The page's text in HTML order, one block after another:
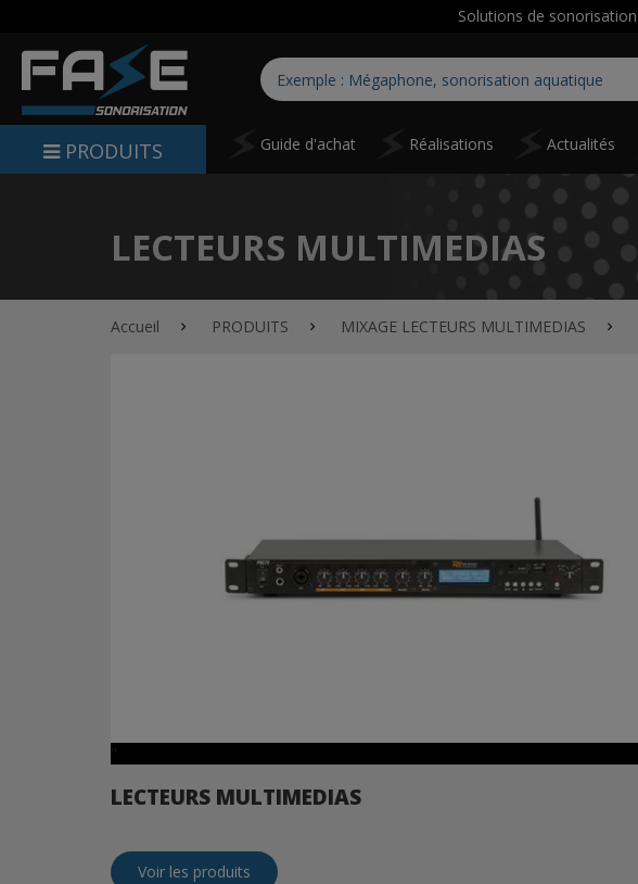
Solutions de
PRODUITS Guide d'achat Réalisations Actualités
LECTEURS MULTIMEDIAS
Accueil PRODUITS MIXAGE LECTEURS MULTIMEDIAS
"
LECTEURS MULTIMEDIAS
Voir les produits